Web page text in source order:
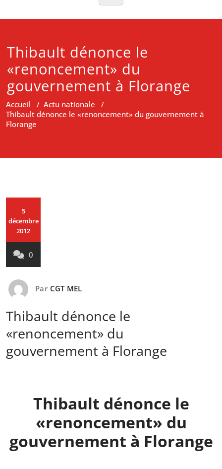
Thibault dénonce le
«renoncement» du
gouvernement à Florange
Accueil / Actu nationale /
Thibault dénonce le «renoncement» du gouvernement à
Florange
5
décembre
2012
0
Par CGT MEL
Thibault dénonce le
«renoncement» du
gouvernement à Florange
Thibault dénonce le
«renoncement» du
gouvernement à Florange